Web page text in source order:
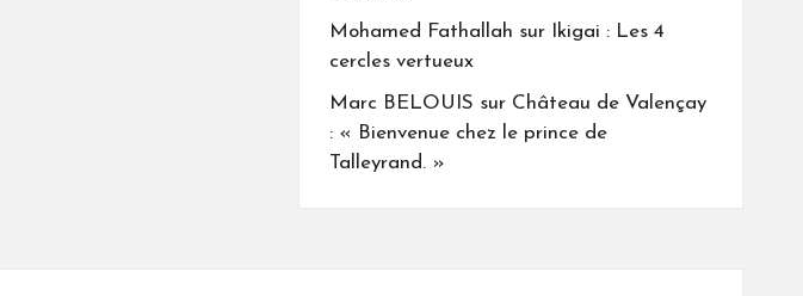
Mohamed Fathallah sur
Ikigai : Les 4
cercles vertueux
Marc BELOUIS sur Château de Valençay
: « Bienvenue chez le prince de
Talleyrand. »